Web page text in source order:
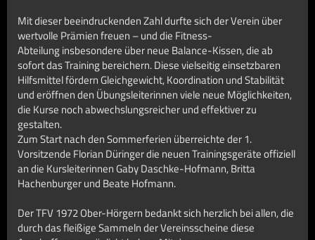
Mit dieser beeindruckenden Zahl durfte sich der Verein über
wertvolle Prämien freuen – und die Fitness-
Abteilung insbesondere über neue Balance-Kissen, die ab
sofort das Training bereichern. Diese vielseitig einsetzbaren
Hilfsmittel fördern Gleichgewicht, Koordination und Stabilität
und eröffnen den Übungsleiterinnen viele neue Möglichkeiten,
die Kurse noch abwechslungsreicher und effektiver zu
gestalten.
Zum Start nach den Sommerferien überreichte der 1.
Vorsitzende Florian Düringer die neuen Trainingsgeräte offiziell
an die Kursleiterinnen Gaby Daschke-Hofmann, Britta
Hachenburger und Beate Hofmann.
Der TFV 1972 Ober-Hörgern bedankt sich herzlich bei allen, die
durch das fleißige Sammeln der Vereinsscheine diese